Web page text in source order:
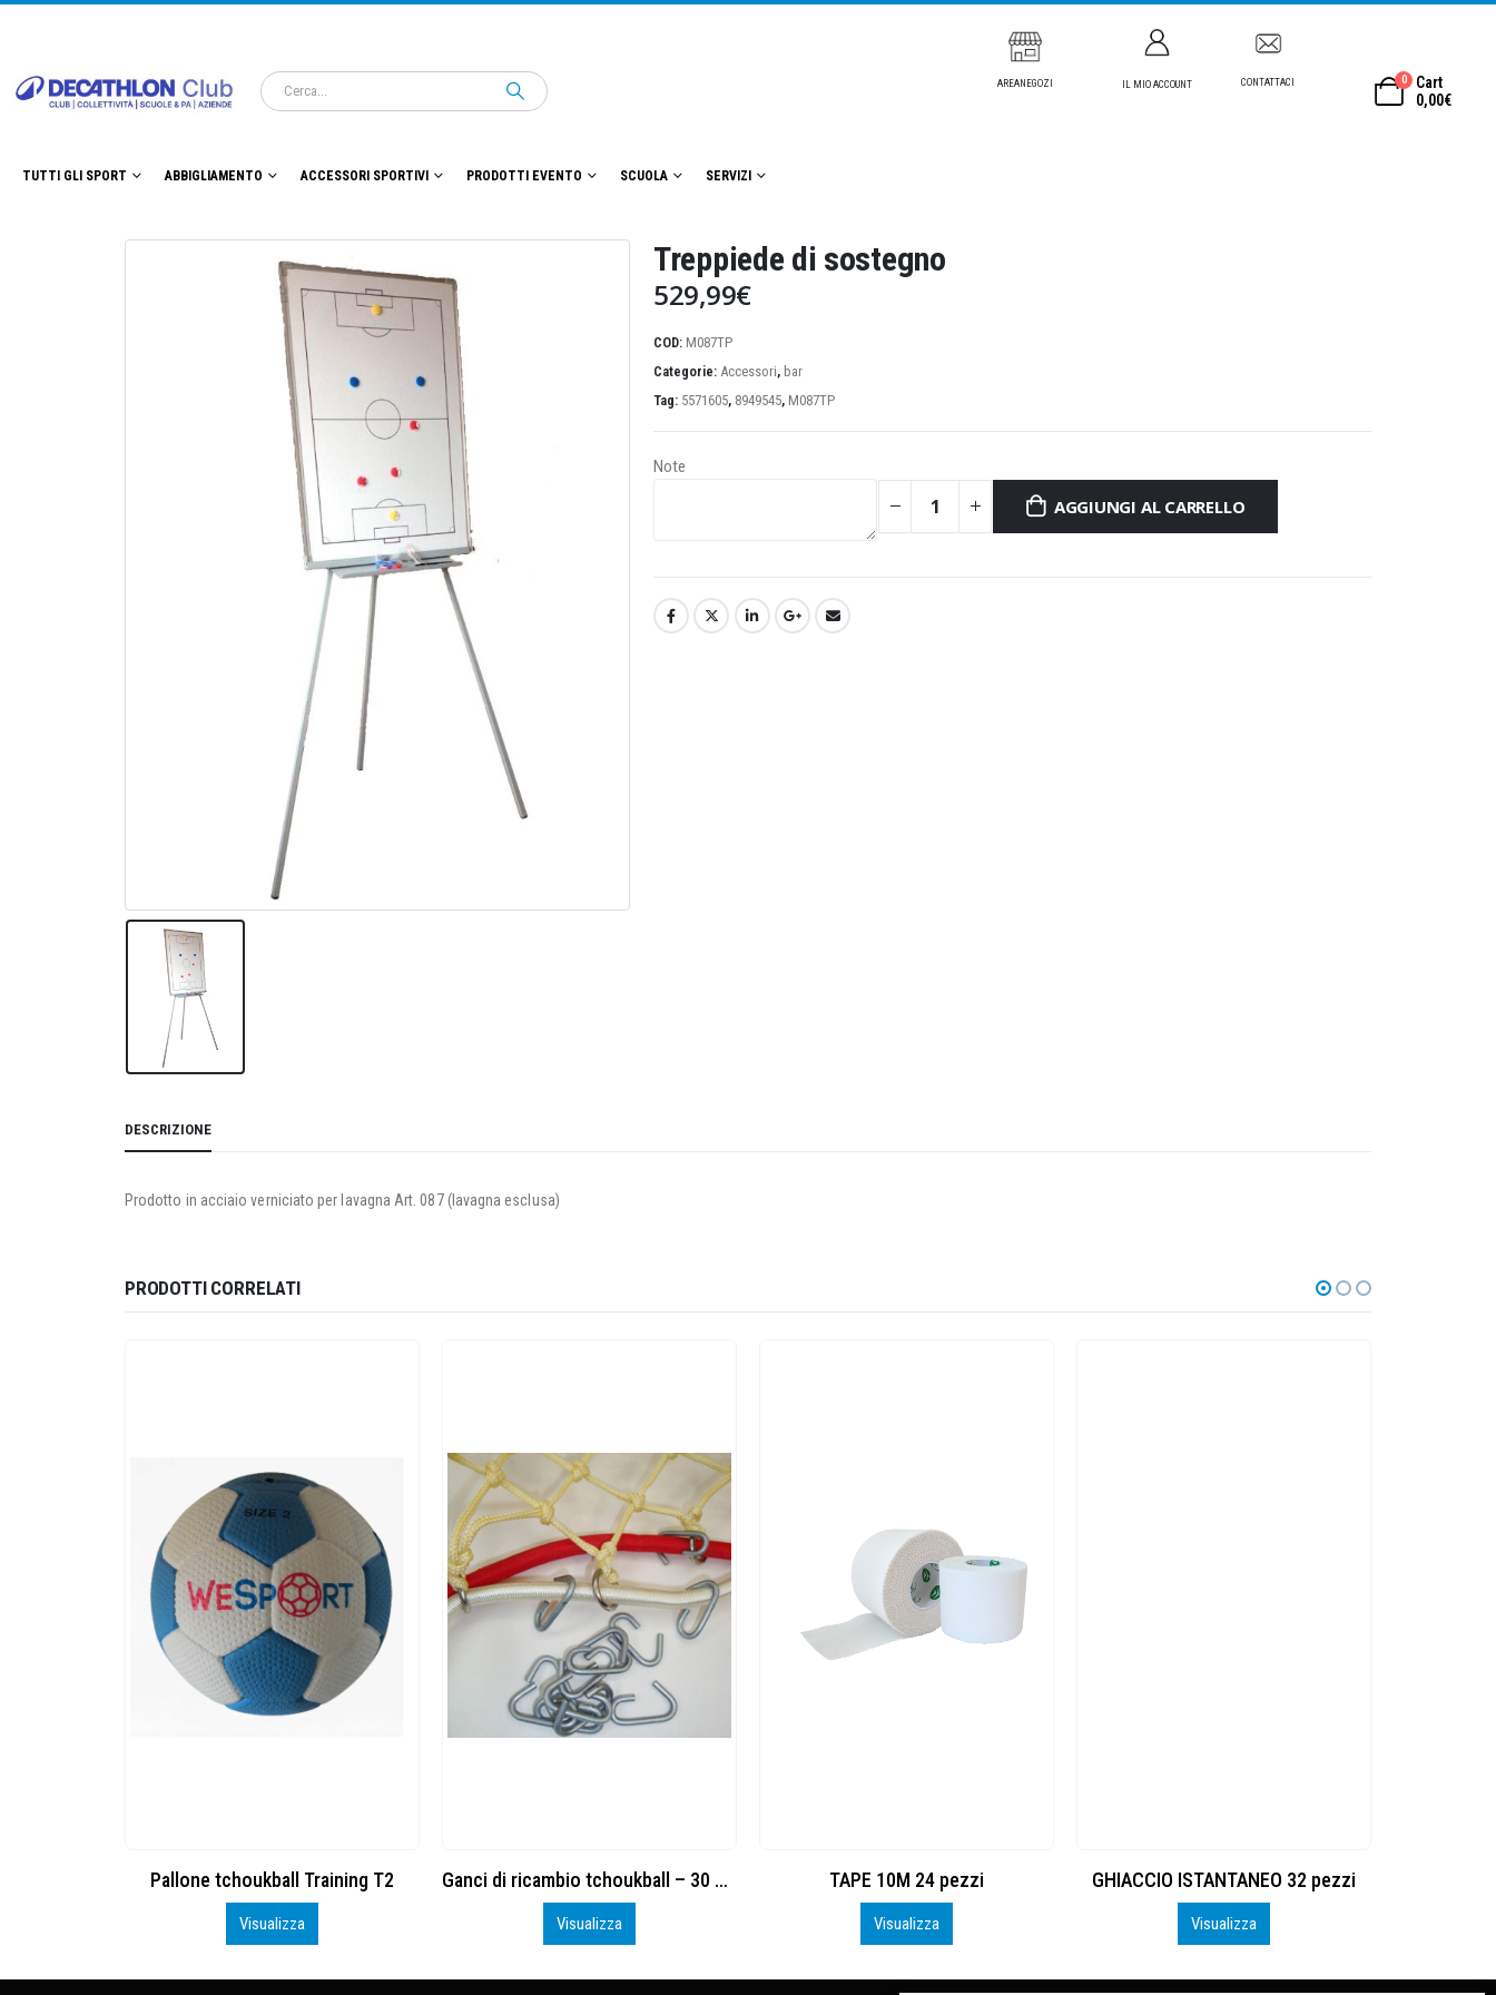
AREANEGOZI IL MIO ACCOUNT CONTATTACI 0
Cart
0,00€
TUTTI GLI SPORT ABBIGLIAMENTO ACCESSORI SPORTIVI PRODOTTI EVENTO SCUOLA SERVIZI
Treppiede di sostegno
529,99€
COD: M087TP
Categorie: Accessori, bar
Tag: 5571605, 8949545, M087TP
Note
AGGIUNGI AL CARRELLO
DESCRIZIONE
Prodotto in acciaio verniciato per lavagna Art. 087 (lavagna esclusa)
PRODOTTI CORRELATI
Pallone tchoukball Training T2
Visualizza
Ganci di ricambio tchoukball – 30 pezzi
Visualizza
TAPE 10M 24 pezzi
Visualizza
GHIACCIO ISTANTANEO 32 pezzi
Visualizza